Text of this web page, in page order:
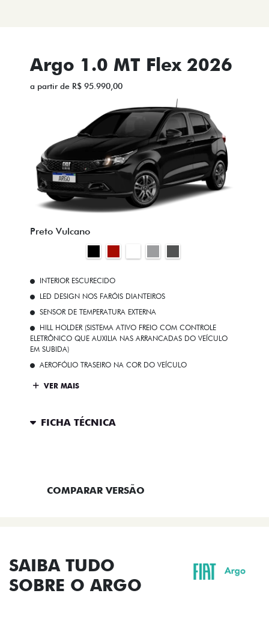
Argo 1.0 MT Flex 2026
a partir de R$ 95.990,00
Preto Vulcano
INTERIOR ESCURECIDO
LED DESIGN NOS FARÓIS DIANTEIROS
SENSOR DE TEMPERATURA EXTERNA
HILL HOLDER (SISTEMA ATIVO FREIO COM CONTROLE
ELETRÔNICO QUE AUXILIA NAS ARRANCADAS DO VEÍCULO
EM SUBIDA)
AEROFÓLIO TRASEIRO NA COR DO VEÍCULO
VER MAIS
FICHA TÉCNICA
COMPARAR VERSÃO
SAIBA TUDO
SOBRE O ARGO